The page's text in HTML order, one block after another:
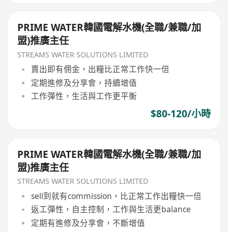
PRIME WATER韓國電解水機(全職/兼職/加
盟)推廣主任
STREAMS WATER SOLUTIONS LIMITED
賣出即有佣金，出糧比正常工作快一倍
定期進修及分享會，持續增值
工作彈性，生活與工作更平衡
$80-120/小時
PRIME WATER韓國電解水機(全職/兼職/加
盟)推廣主任
STREAMS WATER SOLUTIONS LIMITED
sell到就有commission，比正常工作出糧快一倍
返工彈性，自主控制，工作與生活更balance
定期有進修及分享會，不斷增值